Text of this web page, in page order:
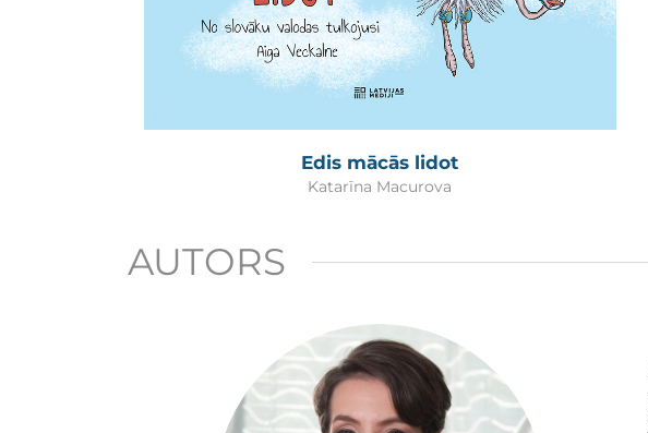
Edis mācās lidot
Katarīna Macurova
AUTORS